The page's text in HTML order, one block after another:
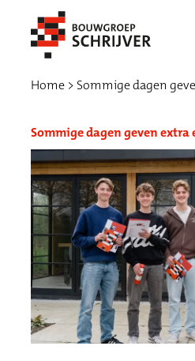
Werken bij
Home Sommige dagen
Sommige dagen geven extra